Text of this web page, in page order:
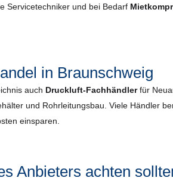
Servicetechniker und bei Bedarf
in Braunschweig
auch Druckluft-Fachhändlerfür
und Rohrleitungsbau. Viele Händler
einsparen.
Anbieters achten